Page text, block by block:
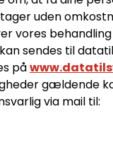
uden
vores
sendes til
på
gældende
via mail til: